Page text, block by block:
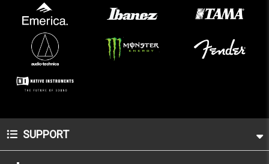
SUPPORT